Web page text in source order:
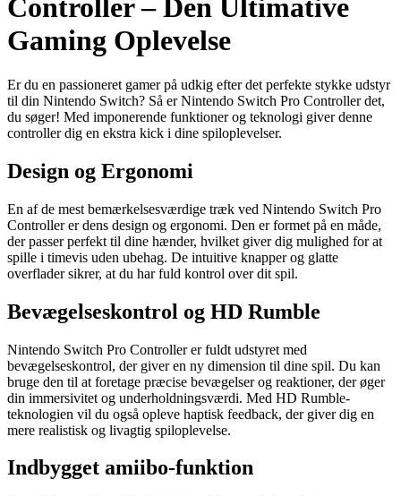
Controller – Den Ultimative
Gaming Oplevelse
Er du en passioneret gamer på udkig efter det perfekte stykke udstyr
til din Nintendo Switch? Så er Nintendo Switch Pro Controller det,
du søger! Med imponerende funktioner og teknologi giver denne
controller dig en ekstra kick i dine spiloplevelser.
Design og Ergonomi
En af de mest bemærkelsesværdige træk ved Nintendo Switch Pro
Controller er dens design og ergonomi. Den er formet på en måde,
der passer perfekt til dine hænder, hvilket giver dig mulighed for at
spille i timevis uden ubehag. De intuitive knapper og glatte
overflader sikrer, at du har fuld kontrol over dit spil.
Bevægelseskontrol og HD Rumble
Nintendo Switch Pro Controller er fuldt udstyret med
bevægelseskontrol, der giver en ny dimension til dine spil. Du kan
bruge den til at foretage præcise bevægelser og reaktioner, der øger
din immersivitet og underholdningsværdi. Med HD Rumble-
teknologien vil du også opleve haptisk feedback, der giver dig en
mere realistisk og livagtig spiloplevelse.
Indbygget amiibo-funktion